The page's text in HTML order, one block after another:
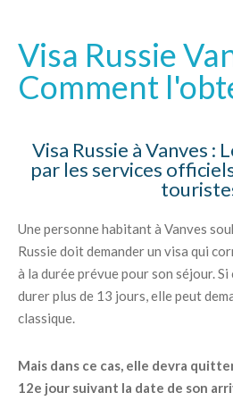
Visa Russie
Comment
Visa Russie à Vanves :
par les services
Une personne habitant à Vanves
Russie doit demander un visa qui
à la durée prévue pour son séjour.
durer plus de 13 jours, elle peut
classique.
Mais dans ce cas, elle devra
12e jour suivant la date de son